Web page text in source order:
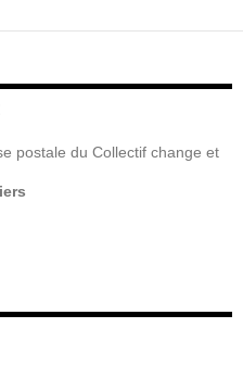
postale du Collectif change et